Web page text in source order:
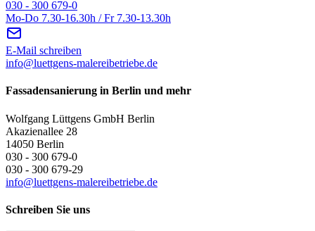
030 - 300 679-0
Mo-Do 7.30-16.30h / Fr 7.30-13.30h
E-Mail schreiben
info@luettgens-malereibetriebe.de
Fassadensanierung in Berlin und mehr
Wolfgang Lüttgens GmbH Berlin
Akazienallee 28
14050 Berlin
030 - 300 679-0
030 - 300 679-29
info@luettgens-malereibetriebe.de
Schreiben Sie uns